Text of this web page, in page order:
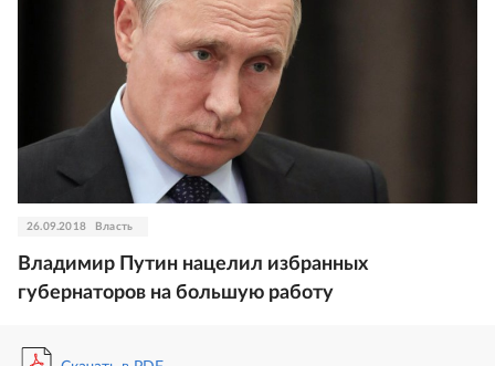
26.09.2018 Власть
Владимир Путин нацелил избранных
губернаторов на большую работу